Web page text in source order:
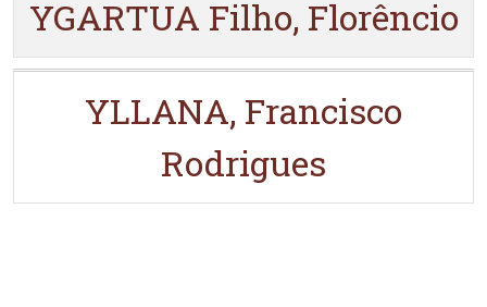
YGARTUA Filho, Florêncio
YLLANA, Francisco
Rodrigues